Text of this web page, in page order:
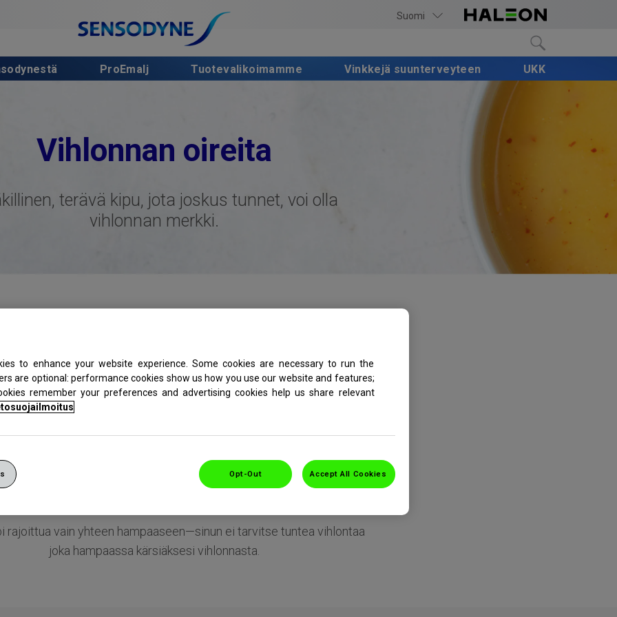
Suomi
ProEmalj Tuotevalikoimamme Vinkkejä suunterveyteen UKK
Vihlonnan oireita
terävä kipu, jota joskus tunnet, voi olla
vihlonnan merkki.
Miksi hampaitani särkee?
ruoat ja juomat voivat yllättäen laukaista äkillisen kivuliaan tunteen
Se lyhyt, terävä kipu on tyypillistä oireille, joita vihlonnasta kärsivät
rajoittua vain yhteen hampaaseen—sinun ei tarvitse tuntea vihlontaa
joka hampaassa kärsiäksesi vihlonnasta.
to enhance your website experience. Some cookies are necessary to run the
are optional: performance cookies show us how you use our website and features;
remember your preferences and advertising cookies help us share relevant
Opt-Out Accept All Cookies